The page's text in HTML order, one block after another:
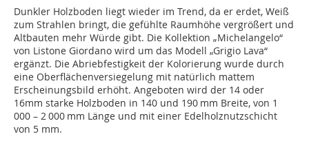
Dunkler Holzboden liegt wieder im Trend, da er erdet, Weiß
zum Strahlen bringt, die gefühlte Raumhöhe vergrößert und
Altbauten mehr Würde gibt. Die Kollektion „Michelangelo“
von Listone Giordano wird um das Modell „Grigio Lava“
ergänzt. Die Abriebfestigkeit der Kolorierung wurde durch
eine Oberflächenversiegelung mit natürlich mattem
Erscheinungsbild erhöht. Angeboten wird der 14 oder
16mm starke Holzboden in 140 und 190 mm Breite, von 1
000 – 2 000 mm Länge und mit einer Edelholznutzschicht
von 5 mm.